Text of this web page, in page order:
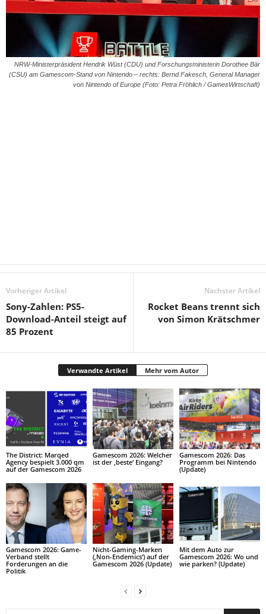
NRW-Ministerpräsident Hendrik Wüst (CDU) und Forschungsministerin Dorothee Bär
(CSU) am Gamescom-Stand von Nintendo – rechts: Bernd Fakesch, General Manager
von Nintendo of Europe (Foto: Petra Fröhlich / GamesWirtschaft)
Vorheriger Artikel
Sony-Zahlen: PS5-
Download-Anteil steigt auf
85 Prozent
Nächster Artikel
Rocket Beans trennt sich
von Simon Krätschmer
Verwandte Artikel Mehr vom Autor
The District: Marqed
Agency bespielt 3.000 qm
auf der Gamescom 2026
Gamescom 2026: Welcher
ist der ‚beste‘ Eingang?
Gamescom 2026: Das
Programm bei Nintendo
(Update)
Gamescom 2026: Game-
Verband stellt
Forderungen an die
Politik
Nicht-Gaming-Marken
(‚Non-Endemics‘) auf der
Gamescom 2026 (Update)
Mit dem Auto zur
Gamescom 2026: Wo und
wie parken? (Update)